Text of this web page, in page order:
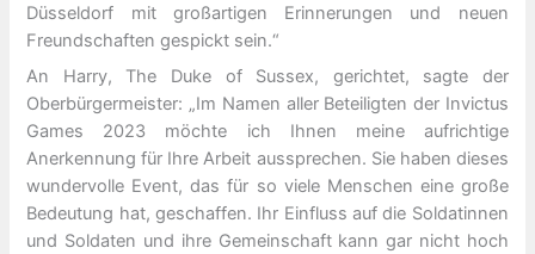
Düsseldorf mit großartigen Erinnerungen und neuen
Freundschaften gespickt sein.“
An Harry, The Duke of Sussex, gerichtet, sagte der
Oberbürgermeister: „Im Namen aller Beteiligten der Invictus
Games 2023 möchte ich Ihnen meine aufrichtige
Anerkennung für Ihre Arbeit aussprechen. Sie haben dieses
wundervolle Event, das für so viele Menschen eine große
Bedeutung hat, geschaffen. Ihr Einfluss auf die Soldatinnen
und Soldaten und ihre Gemeinschaft kann gar nicht hoch